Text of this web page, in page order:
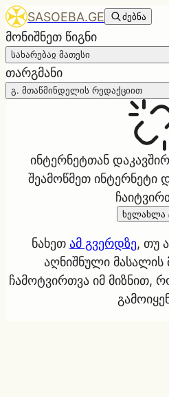
SASOEBA.GE ძებნა
მონიშნეთ წიგნი
სახარებაჲ მათესი
თარგმანი
გ. მთაწმინდელის რედაქციით
ინტერნეტთან
შეამოწმეთ ინტერნეტი
ხელახლა
ნახეთ ამ გვერდზე, თუ
აღნიშნული
ჩამოტვირთვა იმ მიზნით,